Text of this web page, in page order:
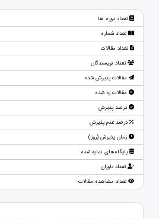
تعداد دوره ها
تعداد شماره
تعداد مقالات
تعداد نویسندگان
مقالات پذیرش شده
مقالات رد شده
درصد پذیرش
درصد عدم پذیرش
زمان پذیرش (روز)
پایگاه‌های نمایه شده
تعداد داوران
تعداد مشاهده مقالات